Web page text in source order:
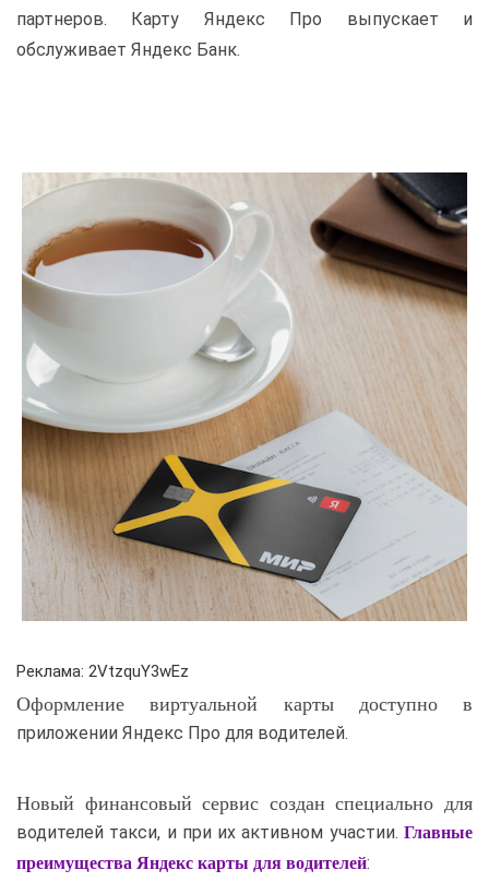
партнеров. Карту Яндекс Про выпускает и
обслуживает Яндекс Банк.
Реклама: 2VtzquY3wEz
Оформление виртуальной карты доступно в
приложении Яндекс Про для водителей.
Новый финансовый сервис создан специально для
водителей такси, и при их активном участии. Главные
преимущества Яндекс карты для водителей: